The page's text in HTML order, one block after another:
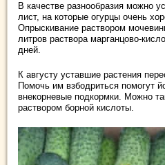
В качестве разнообразия можно
лист, на которые огурцы очень
Опрыскивание раствором
литров раствора марганцово-
дней.
К августу уставшие растения
Помочь им взбодриться помогут
внекорневые подкормки. Можно
раствором борной кислоты.